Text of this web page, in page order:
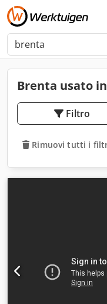
Brenta usato
Filtro
Rimuovi tutti i